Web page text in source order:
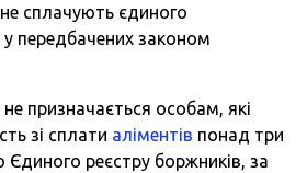
сплачують єдиного
у передбачених законом
призначається особам, які
зі сплати аліментів понад три
Єдиного реєстру боржників, за